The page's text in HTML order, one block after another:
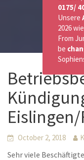
Eislingen/
October 2, 2018
Sehr viele
0175/
Unsere
2026
From
be